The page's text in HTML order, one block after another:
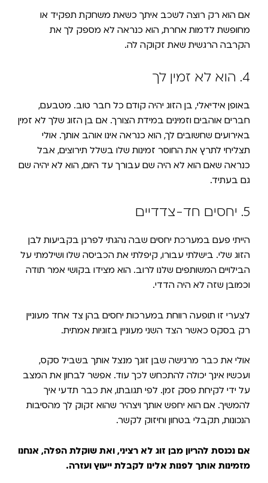
אם הוא רק רוצה לשכב איתך כשאת משחקת תפקיד או
מחופשת לדמות אחרת, הוא כנראה לא מספק לך את
הקרבה הרגשית שאת זקוקה לה.
4. הוא לא זמין לך
באופן אידיאלי, בן הזוג יהיה קודם כל חבר טוב. מטבעם,
חברים אוהבים וזמינים במידת הצורך. אם בן הזוג שלך לא זמין
באירועים שחשובים לך, הוא כנראה אינו אוהב אותך. אולי
תצליחי לתרץ את החוסר זמינות שלו בשלל תירוצים, אבל
כנראה שאם הוא לא היה שם עבורך עד היום, הוא לא יהיה שם
גם בעתיד.
5. יחסים חד-צדדיים
הייתי פעם במערכת יחסים שבה נהגתי לפרגן בקביעות לבן
הזוג שלי. בישלתי עבורו, קיפלתי את הכביסה שלו ושילמתי על
הבילויים המשותפים שלנו לרוב. הוא מצידו בקושי אמר תודה
וכמובן שזה לא היה הדדי.
לצערי זו תופעה רווחת במערכות יחסים בהן צד אחד מעוניין
רק בסקס כאשר הצד השני מעוניין בזוגיות אמתית.
אולי את כבר מרגישה שבן זוגך מנצל אותך בשביל סקס,
ועכשיו אינך יכולה להתכחש לכך עוד. אפשר לבחון את המצב
על ידי לקיחת פסק זמן. לפי תגובתו, את כבר תדעי איך
להמשיך. אם הוא יחפש אותך ויצהיר שהוא זקוק לך מהסיבות
הנכונות, תקבלי בטחון וחיזוק לקשר.
אם נכנסת להריון מבן זוג לא רציני, ואת שוקלת הפלה, אנחנו
מזמינות אותך לפנות אלינו לקבלת ייעוץ ועזרה.